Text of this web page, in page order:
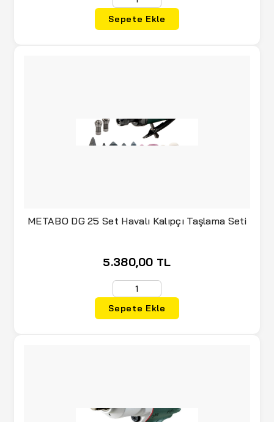
Sepete Ekle
METABO DG 25 Set Havalı Kalıpçı Taşlama Seti
5.380,00 TL
Sepete Ekle